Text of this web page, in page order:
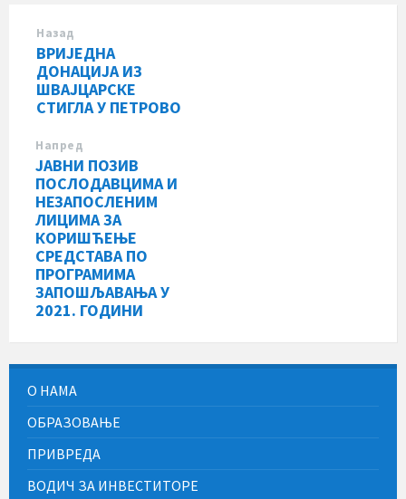
Назад
ВРИЈЕДНА
ДОНАЦИЈА ИЗ
ШВАЈЦАРСКЕ
СТИГЛА У ПЕТРОВО
Напред
ЈАВНИ ПОЗИВ
ПОСЛОДАВЦИМА И
НЕЗАПОСЛЕНИМ
ЛИЦИМА ЗА
КОРИШЋЕЊЕ
СРЕДСТАВА ПО
ПРОГРАМИМА
ЗАПОШЉАВАЊА У
2021. ГОДИНИ
О НАМА
ОБРАЗОВАЊЕ
ПРИВРЕДА
ВОДИЧ ЗА ИНВЕСТИТОРЕ